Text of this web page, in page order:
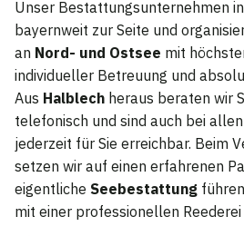
Unser Bestattungsunternehmen in
bayernweit zur Seite und
an Nord- und Ostsee mit
individueller Betreuung und
Aus Halblech heraus beraten wir
telefonisch und sind auch bei
jederzeit für Sie erreichbar. Beim
setzen wir auf einen erfahrenen
eigentliche Seebestattung
mit einer professionellen Reederei